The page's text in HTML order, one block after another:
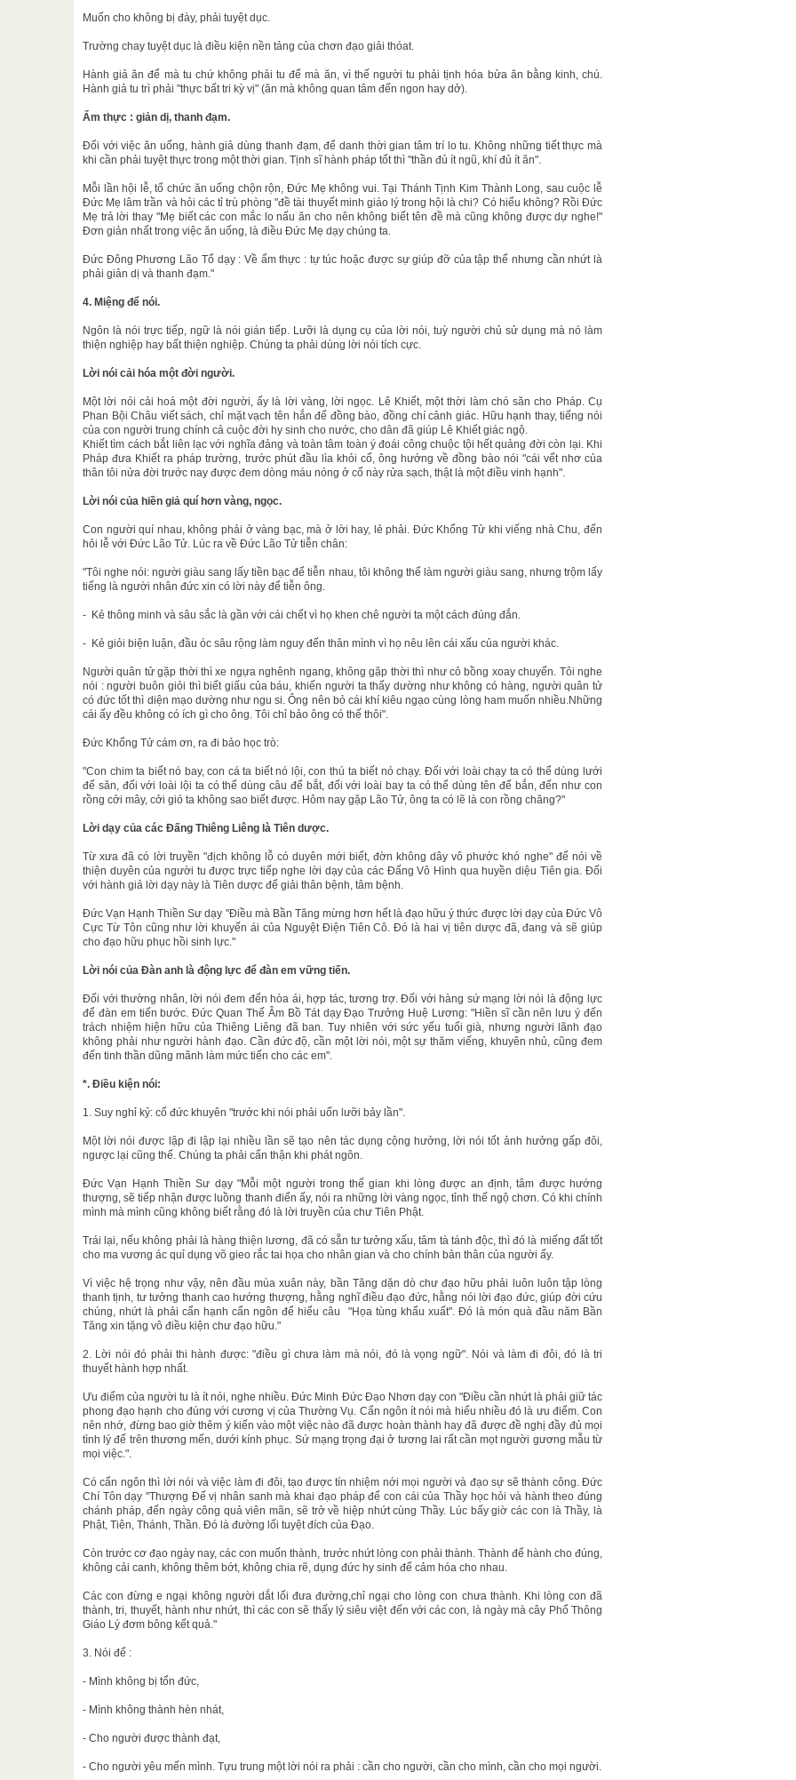
Muốn cho không bị đày, phải tuyệt dục.
Trường chay tuyệt dục là điều kiện nền tảng của chơn đạo giải thóat.
Hành giả ăn để mà tu chứ không phải tu để mà ăn, vì thế người tu phải tịnh hóa bửa ăn bằng kinh, chú.
Hành giả tu trì phải "thực bất tri kỳ vị" (ăn mà không quan tâm đến ngon hay dở).
Ẩm thực : giản dị, thanh đạm.
Đối với việc ăn uống, hành giả dùng thanh đạm, để danh thời gian tâm trí lo tu. Không những tiết thực mà
khi cần phải tuyệt thực trong một thời gian. Tịnh sĩ hành pháp tốt thì "thần đủ ít ngũ, khí đủ ít ăn".
Mỗi lần hội lễ, tổ chức ăn uống chộn rộn, Đức Mẹ không vui. Tại Thánh Tịnh Kim Thành Long, sau cuộc lễ
Đức Mẹ lâm trần và hỏi các tỉ trù phòng "đề tài thuyết minh giáo lý trong hội là chi? Có hiểu không? Rồi Đức
Mẹ trả lời thay "Mẹ biết các con mắc lo nấu ăn cho nên không biết tên đề mà cũng không được dự nghe!"
Đơn giản nhất trong việc ăn uống, là điều Đức Mẹ dạy chúng ta.
Đức Đông Phương Lão Tổ dạy : Về ẩm thực : tự túc hoặc được sự giúp đỡ của tập thể nhưng cần nhứt là
phải giản dị và thanh đạm."
4. Miệng để nói.
Ngôn là nói trực tiếp, ngữ là nói gián tiếp. Lưỡi là dụng cụ của lời nói, tuỳ người chủ sử dụng mà nó làm
thiện nghiệp hay bất thiện nghiệp. Chúng ta phải dùng lời nói tích cực.
Lời nói cải hóa một đời người.
Một lời nói cải hoá một đời người, ấy là lời vàng, lời ngọc. Lê Khiết, một thời làm chó săn cho Pháp. Cụ
Phan Bội Châu viết sách, chỉ mặt vạch tên hắn để đồng bào, đồng chí cảnh giác. Hữu hạnh thay, tiếng nói
của con người trung chính cả cuộc đời hy sinh cho nước, cho dân đã giúp Lê Khiết giác ngộ.
Khiết tìm cách bắt liên lạc với nghĩa đảng và toàn tâm toàn ý đoái công chuộc tội hết quảng đời còn lại. Khi
Pháp đưa Khiết ra pháp trường, trước phút đầu lìa khỏi cổ, ông hướng về đồng bào nói "cái vết nhơ của
thân tôi nửa đời trước nay được đem dòng máu nóng ở cổ này rửa sạch, thật là một điều vinh hạnh".
Lời nói của hiền giả quí hơn vàng, ngọc.
Con người quí nhau, không phải ở vàng bạc, mà ở lời hay, lẻ phải. Đức Khổng Tử khi viếng nhà Chu, đến
hỏi lễ với Đức Lão Tử. Lúc ra về Đức Lão Tử tiễn chân:
"Tôi nghe nói: người giàu sang lấy tiền bạc để tiễn nhau, tôi không thể làm người giàu sang, nhưng trộm lấy
tiếng là người nhân đức xin có lời này để tiễn ông.
- Kẻ thông minh và sâu sắc là gần với cái chết vì họ khen chê người ta một cách đúng đắn.
- Kẻ giỏi biện luận, đầu óc sâu rộng làm nguy đến thân mình vì họ nêu lên cái xấu của người khác.
Người quân tử gặp thời thì xe ngựa nghênh ngang, không gặp thời thì như cỏ bồng xoay chuyển. Tôi nghe
nói : người buôn giỏi thì biết giấu của báu, khiến người ta thấy dường như không có hàng, người quân tử
có đức tốt thì diện mạo dường như ngu si. Ông nên bỏ cái khí kiêu ngạo cùng lòng ham muốn nhiều.Những
cái ấy đều không có ích gì cho ông. Tôi chỉ bảo ông có thế thôi".
Đức Khổng Tử cám ơn, ra đi bảo học trò:
"Con chim ta biết nó bay, con cá ta biết nó lội, con thú ta biết nó chạy. Đối với loài chạy ta có thể dùng lưới
để săn, đối với loài lội ta có thể dùng câu để bắt, đối với loài bay ta có thể dùng tên để bắn, đến như con
rồng cởi mây, cởi gió ta không sao biết được. Hôm nay gặp Lão Tử, ông ta có lẽ là con rồng chăng?"
Lời dạy của các Đấng Thiêng Liêng là Tiên dược.
Từ xưa đã có lời truyền "địch không lỗ có duyên mới biết, đờn không dây vô phước khó nghe" để nói về
thiện duyên của người tu được trực tiếp nghe lời dạy của các Đấng Vô Hình qua huyền diệu Tiên gia. Đối
với hành giả lời dạy này là Tiên dược để giải thân bệnh, tâm bệnh.
Đức Vạn Hạnh Thiền Sư dạy "Điều mà Bần Tăng mừng hơn hết là đạo hữu ý thức được lời dạy của Đức Vô
Cực Từ Tôn cũng như lời khuyến ái của Nguyệt Điện Tiên Cô. Đó là hai vị tiên dược đã, đang và sẽ giúp
cho đạo hữu phục hồi sinh lực."
Lời nói của Đàn anh là động lực để đàn em vững tiến.
Đối với thường nhân, lời nói đem đến hòa ái, hợp tác, tương trợ. Đối với hàng sứ mạng lời nói là động lực
để đàn em tiến bước. Đức Quan Thế Âm Bồ Tát dạy Đạo Trưởng Huệ Lương: "Hiền sĩ cần nên lưu ý đến
trách nhiệm hiện hữu của Thiêng Liêng đã ban. Tuy nhiên với sức yếu tuổi già, nhưng người lãnh đạo
không phải như người hành đạo. Cần đức độ, cần một lời nói, một sự thăm viếng, khuyên nhủ, cũng đem
đến tinh thần dũng mãnh làm mức tiến cho các em".
*. Điều kiện nói:
1. Suy nghỉ kỷ: cổ đức khuyên "trước khi nói phải uốn lưỡi bảy lần".
Một lời nói được lập đi lập lại nhiều lần sẽ tạo nên tác dụng cộng hưởng, lời nói tốt ảnh hưởng gấp đôi,
ngược lại cũng thế. Chúng ta phải cẩn thận khi phát ngôn.
Đức Vạn Hạnh Thiền Sư dạy "Mỗi một người trong thế gian khi lòng được an định, tâm được hướng
thượng, sẽ tiếp nhận được luồng thanh điển ấy, nói ra những lời vàng ngọc, tỉnh thế ngộ chơn. Có khi chính
mình mà mình cũng không biết rằng đó là lời truyền của chư Tiên Phật.
Trái lại, nếu không phải là hàng thiện lương, đã có sẵn tư tưởng xấu, tâm tà tánh độc, thì đó là miếng đất tốt
cho ma vương ác quỉ dụng võ gieo rắc tai họa cho nhân gian và cho chính bản thân của người ấy.
Vì việc hệ trọng như vậy, nên đầu mùa xuân này, bần Tăng dặn dò chư đạo hữu phải luôn luôn tập lòng
thanh tịnh, tư tưởng thanh cao hướng thượng, hằng nghĩ điều đạo đức, hằng nói lời đạo đức, giúp đời cứu
chúng, nhứt là phải cẩn hạnh cẩn ngôn để hiểu câu "Họa tùng khẩu xuất". Đó là món quà đầu năm Bần
Tăng xin tặng vô điều kiện chư đạo hữu."
2. Lời nói đó phải thi hành được: "điều gì chưa làm mà nói, đó là vọng ngữ". Nói và làm đi đôi, đó là tri
thuyết hành hợp nhất.
Ưu điểm của người tu là ít nói, nghe nhiều. Đức Minh Đức Đạo Nhơn dạy con "Điều cần nhứt là phải giữ tác
phong đạo hạnh cho đúng với cương vị của Thường Vụ. Cẩn ngôn ít nói mà hiểu nhiều đó là ưu điểm. Con
nên nhớ, đừng bao giờ thêm ý kiến vào một việc nào đã được hoàn thành hay đã được đề nghị đầy đủ mọi
tình lý để trên thương mến, dưới kính phục. Sứ mạng trọng đại ở tương lai rất cần mọt người gương mẫu từ
mọi việc.".
Có cẩn ngôn thì lời nói và việc làm đi đôi, tạo được tín nhiệm nới mọi người và đạo sự sẽ thành công. Đức
Chí Tôn dạy "Thượng Đế vị nhân sanh mà khai đạo pháp để con cái của Thầy học hỏi và hành theo đúng
chánh pháp, đến ngày công quả viên mãn, sẽ trở về hiệp nhứt cùng Thầy. Lúc bấy giờ các con là Thầy, là
Phật, Tiên, Thánh, Thần. Đó là đường lối tuyệt đích của Đạo.
Còn trước cơ đạo ngày nay, các con muốn thành, trước nhứt lòng con phải thành. Thành để hành cho đúng,
không cải canh, không thêm bớt, không chia rẽ, dụng đức hy sinh để cảm hóa cho nhau.
Các con đừng e ngại không người dắt lối đưa đường,chỉ ngại cho lòng con chưa thành. Khi lòng con đã
thành, tri, thuyết, hành như nhứt, thì các con sẽ thấy lý siêu việt đến với các con, là ngày mà cây Phổ Thông
Giáo Lý đơm bông kết quả."
3. Nói để :
- Mình không bị tổn đức,
- Mình không thành hèn nhát,
- Cho người được thành đạt,
- Cho người yêu mến mình. Tựu trung một lời nói ra phải : cần cho người, cần cho mình, cần cho mọi người.